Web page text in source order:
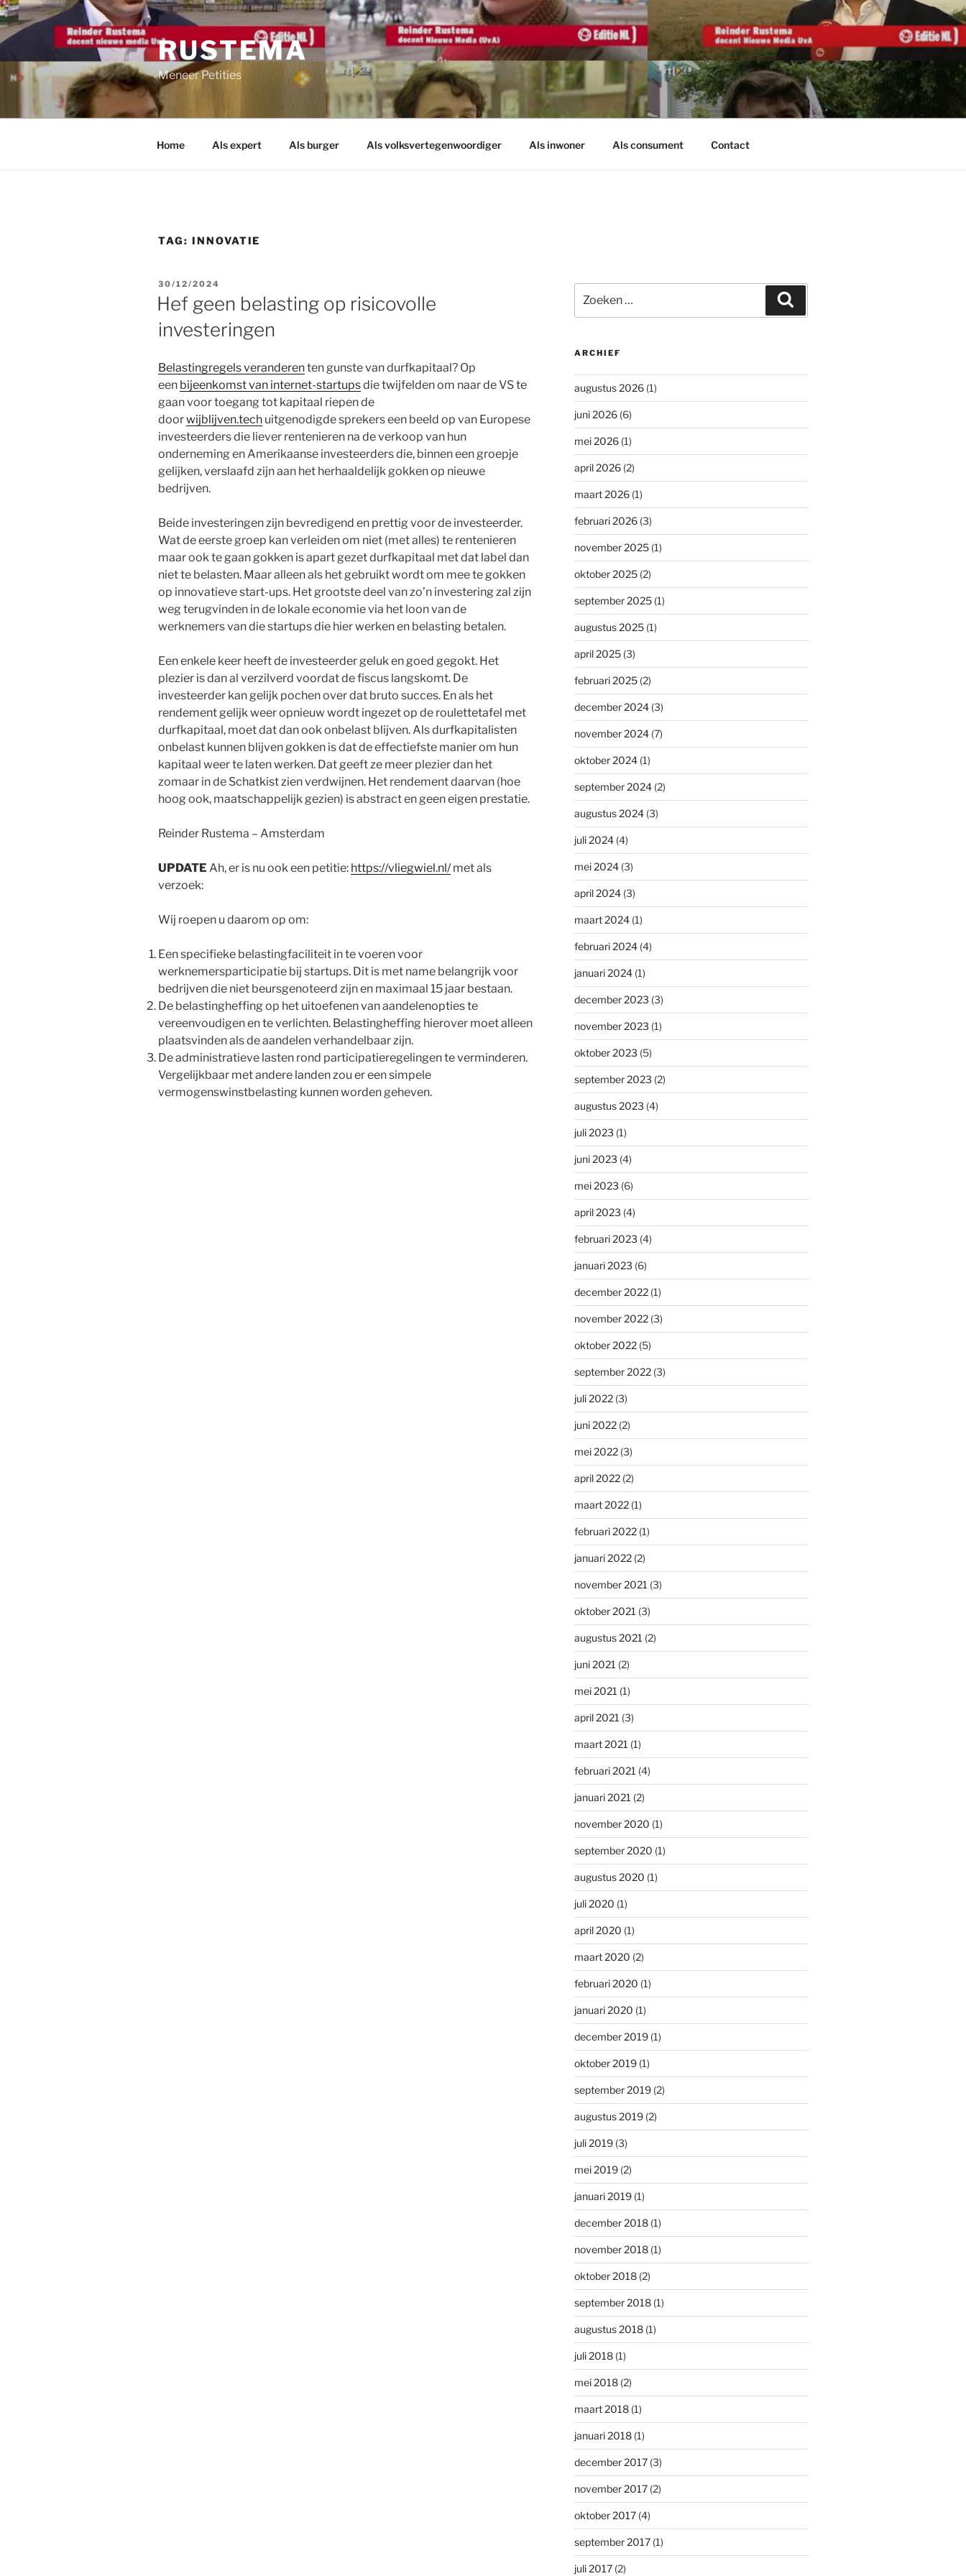
Ga
naar
de
inhoud
RUSTEMA
Meneer Petities
Home Als expert Als burger Als volksvertegenwoordiger Als inwoner Als consument Contact
TAG: INNOVATIE
GEPLAATST
OP
30/12/2024
Hef geen belasting op risicovolle
investeringen
Belastingregels veranderenten gunste van durfkapitaal? Op
een bijeenkomst van internet-startupsdie twijfelden om naar de VS te
gaan voor toegang tot kapitaal riepen de
doorwijblijven.tech uitgenodigde sprekers een beeld op van Europese
investeerders die liever rentenieren na de verkoop van hun
onderneming en Amerikaanse investeerders die, binnen een groepje
gelijken, verslaafd zijn aan het herhaaldelijk gokken op nieuwe
bedrijven.
Beide investeringen zijn bevredigend en prettig voor de investeerder.
Wat de eerste groep kan verleiden om niet (met alles) te rentenieren
maar ook te gaan gokken is apart gezet durfkapitaal met dat label dan
niet te belasten. Maar alleen als het gebruikt wordt om mee te gokken
op innovatieve start-ups. Het grootste deel van zo’n investering zal zijn
weg terugvinden in de lokale economie via het loon van de
werknemers van die startups die hier werken en belasting betalen.
Een enkele keer heeft de investeerder geluk en goed gegokt. Het
plezier is dan al verzilverd voordat de fiscus langskomt. De
investeerder kan gelijk pochen over dat bruto succes. En als het
rendement gelijk weer opnieuw wordt ingezet op de roulettetafel met
durfkapitaal, moet dat dan ook onbelast blijven. Als durfkapitalisten
onbelast kunnen blijven gokken is dat de effectiefste manier om hun
kapitaal weer te laten werken. Dat geeft ze meer plezier dan het
zomaar in de Schatkist zien verdwijnen. Het rendement daarvan (hoe
hoog ook, maatschappelijk gezien) is abstract en geen eigen prestatie.
Reinder Rustema – Amsterdam
UPDATE Ah, er is nu ook een petitie: https://vliegwiel.nl/met als
verzoek:
Wij roepen u daarom op om:
Een specifieke belastingfaciliteit in te voeren voor
werknemersparticipatie bij startups. Dit is met name belangrijk voor
bedrijven die niet beursgenoteerd zijn en maximaal 15 jaar bestaan.
De belastingheffing op het uitoefenen van aandelenopties te
vereenvoudigen en te verlichten. Belastingheffing hierover moet alleen
plaatsvinden als de aandelen verhandelbaar zijn.
De administratieve lasten rond participatieregelingen te verminderen.
Vergelijkbaar met andere landen zou er een simpele
vermogenswinstbelasting kunnen worden geheven.
naar:
ARCHIEF
augustus 2026(1)
juni 2026(6)
mei 2026(1)
april 2026(2)
maart 2026(1)
februari 2026(3)
november 2025(1)
oktober 2025(2)
september 2025(1)
augustus 2025(1)
april 2025(3)
februari 2025(2)
december 2024(3)
november 2024(7)
oktober 2024(1)
september 2024(2)
augustus 2024(3)
juli 2024(4)
mei 2024(3)
april 2024(3)
maart 2024(1)
februari 2024(4)
januari 2024(1)
december 2023 (3)
november 2023 (1)
oktober 2023 (5)
september 2023 (2)
augustus 2023 (4)
juli 2023 (1)
juni 2023 (4)
mei 2023 (6)
april 2023 (4)
februari 2023 (4)
januari 2023 (6)
december 2022(1)
november 2022(3)
oktober 2022(5)
september 2022(3)
juli 2022(3)
juni 2022(2)
mei 2022(3)
april 2022(2)
maart 2022(1)
februari 2022(1)
januari 2022(2)
november 2021 (3)
oktober 2021 (3)
augustus 2021 (2)
juni 2021 (2)
mei 2021 (1)
april 2021 (3)
maart 2021 (1)
februari 2021 (4)
januari 2021 (2)
november 2020 (1)
september 2020 (1)
augustus 2020 (1)
juli 2020 (1)
april 2020 (1)
maart 2020 (2)
februari 2020 (1)
januari 2020 (1)
december 2019(1)
oktober 2019(1)
september 2019(2)
augustus 2019(2)
juli 2019(3)
mei 2019(2)
januari 2019(1)
december 2018(1)
november 2018(1)
oktober 2018(2)
september 2018(1)
augustus 2018(1)
juli 2018(1)
mei 2018(2)
maart 2018(1)
januari 2018(1)
december 2017(3)
november 2017(2)
oktober 2017(4)
september 2017(1)
juli 2017(2)